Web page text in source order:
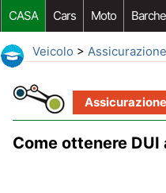
CASA Cars Moto Barche
Veicolo >
Come ottenere